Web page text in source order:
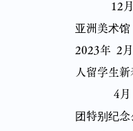
12月 北
亚洲美术馆
2023年 2
人留学生
4月 中
团特别纪念